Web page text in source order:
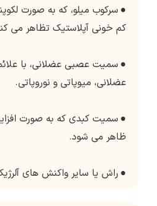
● سرکوب میلو، که به صورت
کم خونی آپلاستیک تظاهر می
● سمیت عصبی عضلانی، با
عضلانی، میوپاتی و نوروپاتی.
● سمیت کبدی که به صورت
ظاهر می شود.
● راش یا سایر واکنش های